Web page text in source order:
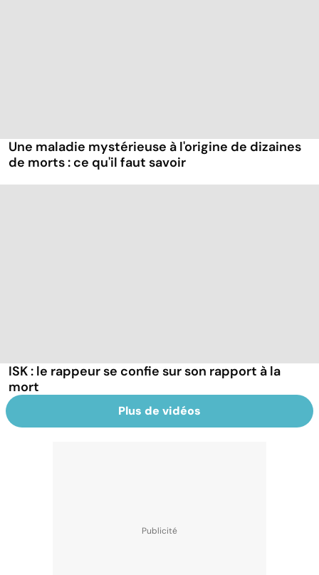
Une maladie mystérieuse à l'origine de dizaines
de morts : ce qu'il faut savoir
ISK : le rappeur se confie sur son rapport à la
mort
Plus de vidéos